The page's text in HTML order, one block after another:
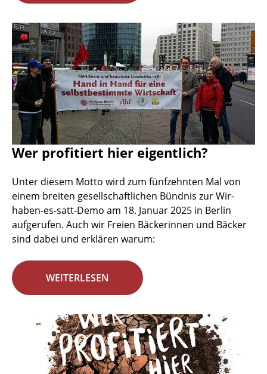
Wer profitiert hier eigentlich?
Unter diesem Motto wird zum fünfzehnten Mal von
einem breiten gesellschaftlichen Bündnis zur Wir-
haben-es-satt-Demo am 18. Januar 2025 in Berlin
aufgerufen. Auch wir Freien Bäckerinnen und Bäcker
sind dabei und erklären warum:
WEITERLESEN